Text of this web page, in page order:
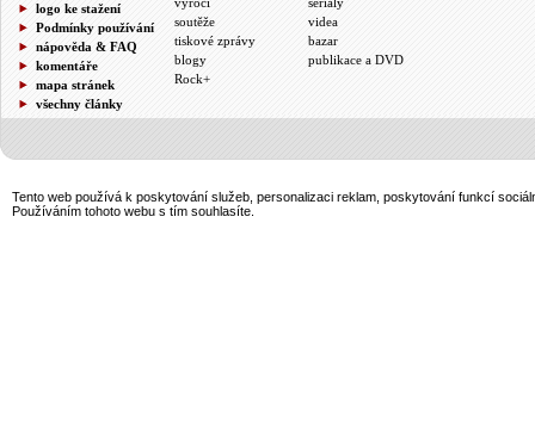
logo ke stažení
Podmínky používání
nápověda & FAQ
komentáře
mapa stránek
všechny články
soutěže
tiskové zprávy
blogy
Rock+
videa
bazar
publikace a DVD
Tento web používá k poskytování služeb, personalizaci reklam, poskytování funkcí
Používáním tohoto webu s tím souhlasíte.